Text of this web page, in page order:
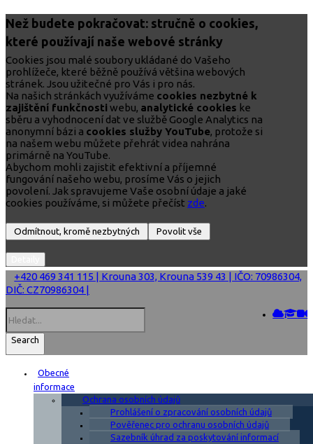
Než budete pokračovat: stručně o cookies,
které používají naše webové stránky
Cookies jsou malé soubory ukládané do Vašeho
prohlížeče, které běžně používá většina webových
stránek. Jsou užitečné pro Vás i pro nás.
Na našich stránkách využíváme cookies nezbytné k
zajištění funkčnosti webu, analytické cookies ke
sběru a vyhodnocení dat ve službě Google Analytics na
anonymní bázi a cookies služby YouTube, protože si
na našem webu můžete přehrát videa nahrána
primárně na YouTube.
Abychom mohli zajistit efektivní a příjemné
fungování našeho webu, prosíme Vás o jejich
povolení. Jak spravujeme Vaše osobní údaje a jaké
cookies používáme, si můžete přečíst zde.
+420 469 341 115 | Krouna 303, Krouna 539 43 | IČO: 70986304,
DIČ: CZ70986304 |
Search
Obecné
informace
Ochrana osobních údajů
Prohlášení o zpracování osobních údajů
Pověřenec pro ochranu osobních údajů
Sazebník úhrad za poskytování informací